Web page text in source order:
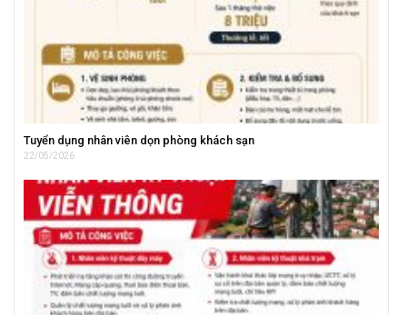
Tuyển dụng nhân viên dọn phòng khách sạn
22/05/2026